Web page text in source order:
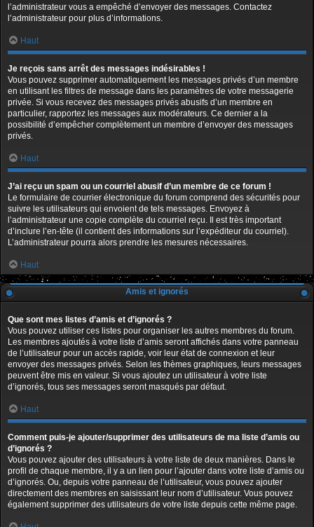
l’administrateur vous a empêché d’envoyer des messages. Contactez
l’administrateur pour plus d’informations.
Haut
Je reçois sans arrêt des messages indésirables !
Vous pouvez supprimer automatiquement les messages privés d’un membre
en utilisant les filtres de message dans les paramètres de votre messagerie
privée. Si vous recevez des messages privés abusifs d’un membre en
particulier, rapportez les messages aux modérateurs. Ce dernier a la
possibilité d’empêcher complètement un membre d’envoyer des messages
privés.
Haut
J’ai reçu un spam ou un courriel abusif d’un membre de ce forum !
Le formulaire de courrier électronique du forum comprend des sécurités pour
suivre les utilisateurs qui envoient de tels messages. Envoyez à
l’administrateur une copie complète du courriel reçu. Il est très important
d’inclure l’en-tête (il contient des informations sur l’expéditeur du courriel).
L’administrateur pourra alors prendre les mesures nécessaires.
Haut
Amis et ignorés
Que sont mes listes d’amis et d’ignorés ?
Vous pouvez utiliser ces listes pour organiser les autres membres du forum.
Les membres ajoutés à votre liste d’amis seront affichés dans votre panneau
de l’utilisateur pour un accès rapide, voir leur état de connexion et leur
envoyer des messages privés. Selon les thèmes graphiques, leurs messages
peuvent être mis en valeur. Si vous ajoutez un utilisateur à votre liste
d’ignorés, tous ses messages seront masqués par défaut.
Haut
Comment puis-je ajouter/supprimer des utilisateurs de ma liste d’amis ou
d’ignorés ?
Vous pouvez ajouter des utilisateurs à votre liste de deux manières. Dans le
profil de chaque membre, il y a un lien pour l’ajouter dans votre liste d’amis ou
d’ignorés. Ou, depuis votre panneau de l’utilisateur, vous pouvez ajouter
directement des membres en saisissant leur nom d’utilisateur. Vous pouvez
également supprimer des utilisateurs de votre liste depuis cette même page.